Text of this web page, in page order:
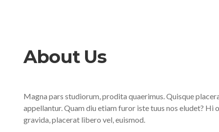
About Us
Magna pars studiorum, prodita quaerimus. Quisque
appellantur. Quam diu etiam furor iste tuus nos eludet?
gravida, placerat libero vel, euismod.